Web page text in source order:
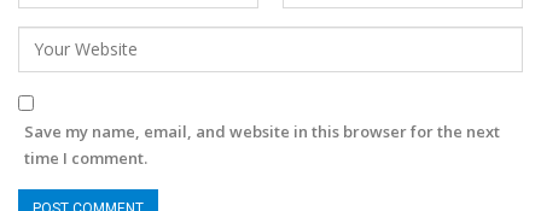
Save my name, email, and website in this browser for the next
time I comment.